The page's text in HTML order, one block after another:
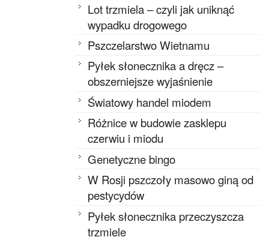
Lot trzmiela – czyli jak uniknąć
wypadku drogowego
Pszczelarstwo Wietnamu
Pyłek słonecznika a dręcz –
obszerniejsze wyjaśnienie
Światowy handel miodem
Różnice w budowie zasklepu
czerwiu i miodu
Genetyczne bingo
W Rosji pszczoły masowo giną od
pestycydów
Pyłek słonecznika przeczyszcza
trzmiele